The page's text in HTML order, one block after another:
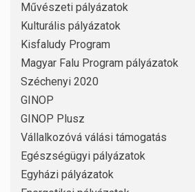
Művészeti pályázatok
Kulturális pályázatok
Kisfaludy Program
Magyar Falu Program pályázatok
Széchenyi 2020
GINOP
GINOP Plusz
Vállalkozóvá válási támogatás
Egészségügyi pályázatok
Egyházi pályázatok